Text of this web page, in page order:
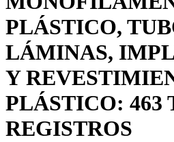
PLÁSTICO,
LÁMINAS,
Y
PLÁSTICO: 463
REGISTROS